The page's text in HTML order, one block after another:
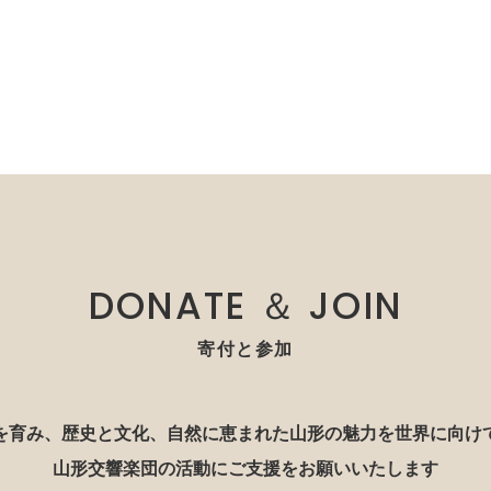
DONATE ＆ JOIN
寄付と参加
育み、歴史と文化、自然に恵まれた山形の魅力を世界に向け
山形交響楽団の活動にご支援をお願いいたします